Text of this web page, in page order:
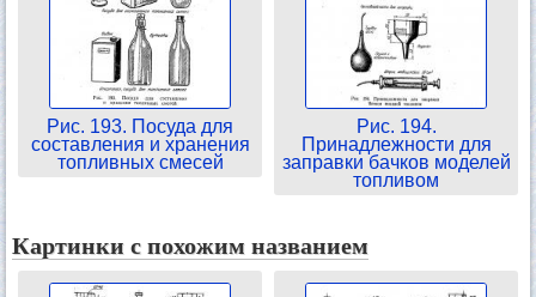
Рис. 193. Посуда для
составления и хранения
топливных смесей
Рис. 194.
Принадлежности для
заправки бачков моделей
топливом
Картинки с похожим названием